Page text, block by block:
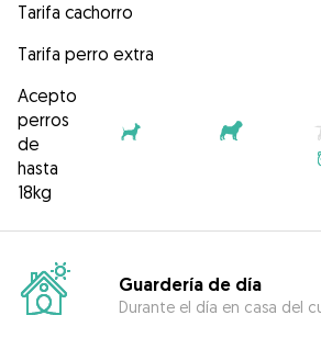
Tarifa cachorro
Tarifa perro extra
Acepto
perros
de
hasta
18kg
Guardería de día
Durante el día en casa del